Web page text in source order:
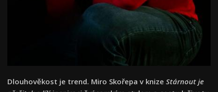
Dlouhověkost je trend. Miro Skořepa v knize Stárnout je